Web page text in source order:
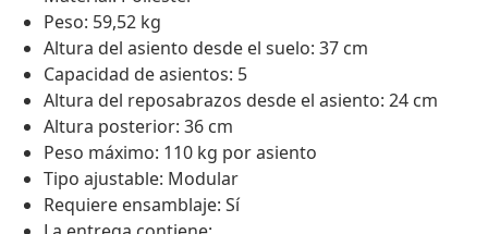
Peso: 59,52 kg
Altura del asiento desde el suelo: 37 cm
Capacidad de asientos: 5
Altura del reposabrazos desde el asiento: 24 cm
Altura posterior: 36 cm
Peso máximo: 110 kg por asiento
Tipo ajustable: Modular
Requiere ensamblaje: Sí